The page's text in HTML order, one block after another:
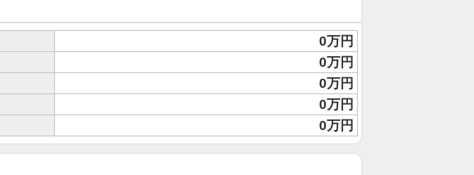
0万円
0万円
0万円
0万円
0万円